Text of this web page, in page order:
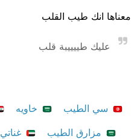
معناها انك طيب القلب
عليك طييييبة قلب
خاويه
سي الطيب
غناتي
مزارق الطيب